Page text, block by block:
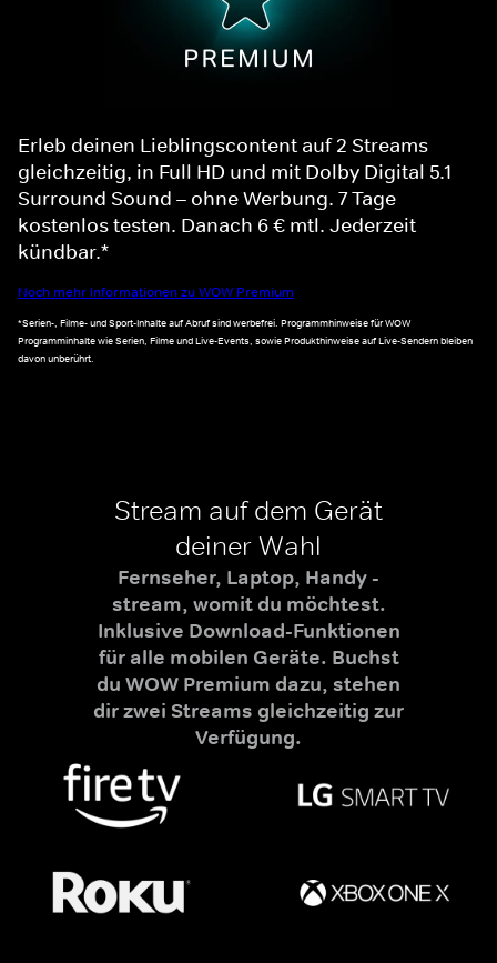
Erleb deinen Lieblingscontent auf 2 Streams
gleichzeitig, in Full HD und mit Dolby Digital 5.1
Surround Sound – ohne Werbung. 7 Tage
kostenlos testen. Danach 6 € mtl. Jederzeit
kündbar.*
Noch mehr Informationen zu WOW Premium
*Serien-, Filme- und Sport-Inhalte auf Abruf sind werbefrei. Programmhinweise für WOW
Programminhalte wie Serien, Filme und Live-Events, sowie Produkthinweise auf Live-Sendern bleiben
davon unberührt.
Stream auf dem Gerät
deiner Wahl
Fernseher, Laptop, Handy -
stream, womit du möchtest.
Inklusive Download-Funktionen
für alle mobilen Geräte. Buchst
du WOW Premium dazu, stehen
dir zwei Streams gleichzeitig zur
Verfügung.